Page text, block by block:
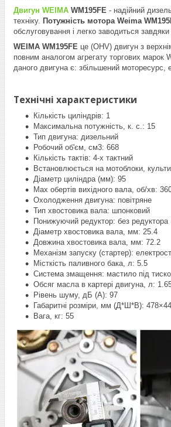
Двигун WEIMA WM195FE - надійний
техніку. Потужність мотора Weima
обслуговування і легко заводиться завдяки
WEIMA WM195FE це (OHV) двигун з
повним аналогом агрегату торгових марок
даного двигуна є: збільшений моторесурс,
Технічні характеристики
Кількість циліндрів: 1
Максимальна потужність, к. с.: 15
Тип двигуна: дизельний
Робочий об'єм, см3: 668
Кількість тактів: 4-х тактний
Встановлюється на мотоблоки,
Діаметр циліндра (мм): 95
Max обертів вихідного вала, об/хв:
Охолодження двигуна: повітряне
Тип хвостовика вала: шпонковий
Понижуючий редуктор: без редуктора
Діаметр хвостовика вала, мм: 25.4
Довжина хвостовика вала, мм: 72.2
Механізм запуску (стартер):
Місткість паливного бака, л: 5.5
Система змащення: мастило під
Обсяг масла в картері двигуна, л:
Рівень шуму, дБ (А): 97
Габаритні розміри, мм (Д*Ш*В):
Вага, кг: 55